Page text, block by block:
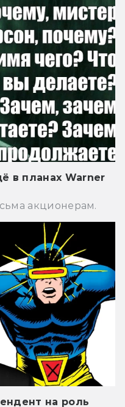
в планах Warner
акционерам.
на роль